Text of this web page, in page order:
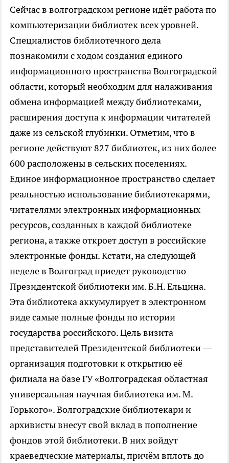
Сейчас в волгоградском регионе идёт работа по
компьютеризации библиотек всех уровней.
Специалистов библиотечного дела
познакомили с ходом создания единого
информационного пространства Волгоградской
области, который необходим для налаживания
обмена информацией между библиотеками,
расширения доступа к информации читателей
даже из сельской глубинки. Отметим, что в
регионе действуют 827 библиотек, из них более
600 расположены в сельских поселениях.
Единое информационное пространство сделает
реальностью использование библиотекарями,
читателями электронных информационных
ресурсов, созданных в каждой библиотеке
региона, а также откроет доступ в российские
электронные фонды. Кстати, на следующей
неделе в Волгоград приедет руководство
Президентской библиотеки им. Б.Н. Ельцина.
Эта библиотека аккумулирует в электронном
виде самые полные фонды по истории
государства российского. Цель визита
представителей Президентской библиотеки —
организация подготовки к открытию её
филиала на базе ГУ «Волгоградская областная
универсальная научная библиотека им. М.
Горького». Волгоградские библиотекари и
архивисты внесут свой вклад в пополнение
фондов этой библиотеки. В них войдут
краеведческие материалы, причём вплоть до